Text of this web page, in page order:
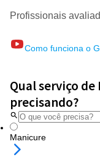
Profissionais
Como funciona o
Qual serviço
precisando?
Manicure